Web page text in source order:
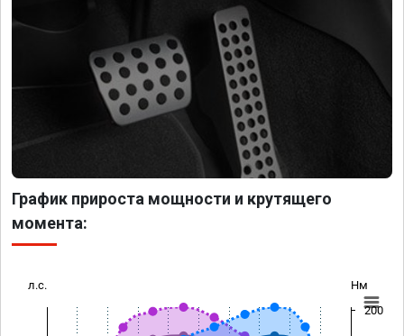
График прироста мощности и крутящего
момента:
л.с. Нм
200